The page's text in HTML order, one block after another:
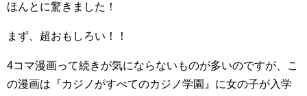
ほんとに驚きました！
まず、超おもしろい！！
4コマ漫画って続きが気にならないものが多いのですが、こ
の漫画は『カジノがすべてのカジノ学園』に女の子が入学